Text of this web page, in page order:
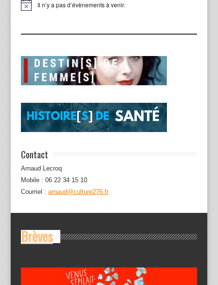
Notice Il n’y a pas d’évènements à venir.
Contact
Arnaud Lecroq
Mobile : 06 22 34 15 10
Courriel : arnaud@culture276.fr
Brèves